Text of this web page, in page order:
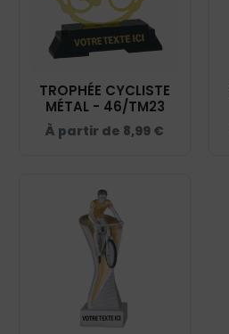
TROPHÉE CYCLISTE
MÉTAL - 46/TM23
À partir de 8,99 €